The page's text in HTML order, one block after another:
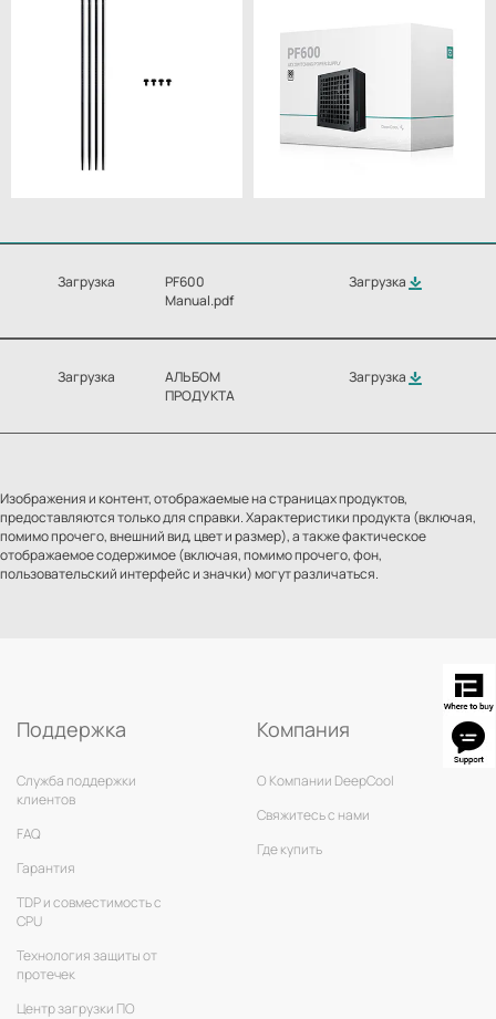
Загрузка
PF600
Manual.pdf
Загрузка
Загрузка
АЛЬБОМ
ПРОДУКТА
Загрузка
Изображения и контент, отображаемые на страницах продуктов,
предоставляются только для справки. Характеристики продукта (включая,
помимо прочего, внешний вид, цвет и размер), а также фактическое
отображаемое содержимое (включая, помимо прочего, фон,
пользовательский интерфейс и значки) могут различаться.
Поддержка
Служба поддержки
клиентов
FAQ
Гарантия
TDP и совместимость с
CPU
Технология защиты от
протечек
Центр загрузки ПО
Компания
О Компании DeepCool
Свяжитесь с нами
Где купить